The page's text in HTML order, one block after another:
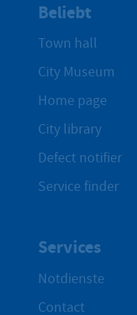
Beliebt
Town hall
City Museum
Home page
City library
Defect notifier
Service finder
Services
Notdienste
Contact